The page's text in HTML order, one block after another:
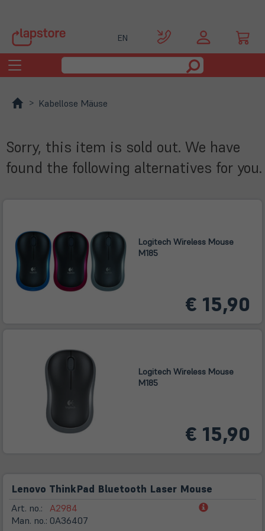
EN
Toggle
navigation
Kabellose Mäuse
Sorry, this item is sold out. We have
found the following alternatives for you.
Logitech Wireless Mouse
M185
€ 15,90
Logitech Wireless Mouse
M185
€ 15,90
Lenovo ThinkPad Bluetooth Laser Mouse
Art. no.:
Man. no.:
A2984
0A36407
(öffnet